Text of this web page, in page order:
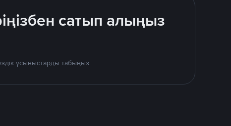
сатып алыңыз
ұсыныстарды табыңыз